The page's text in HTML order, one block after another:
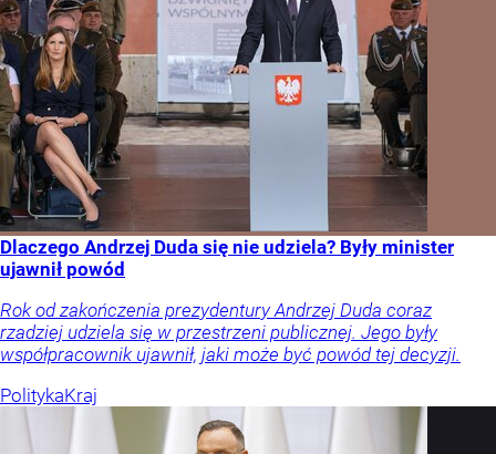
Dlaczego Andrzej Duda się nie udziela? Były minister
ujawnił powód
Rok od zakończenia prezydentury Andrzej Duda coraz
rzadziej udziela się w przestrzeni publicznej. Jego były
współpracownik ujawnił, jaki może być powód tej decyzji.
PolitykaKraj